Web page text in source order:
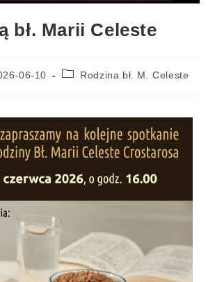
bł. Marii Celeste
06-10 Rodzina bł. M. Celeste